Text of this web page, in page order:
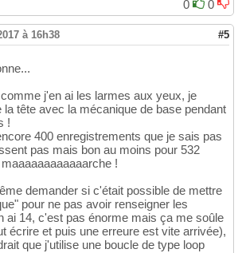
0 0
à 16h38 #5
j'en ai les larmes aux yeux, je
la tête avec la mécanique de base pendant
!
400 enregistrements que je sais pas
pas mais bon au moins pour 532
!
demander si c'était possible de mettre
pour ne pas avoir renseigner les
ai 14, c'est pas énorme mais ça me soûle
écrire et puis une erreure est vite arrivée),
que j'utilise une boucle de type loop